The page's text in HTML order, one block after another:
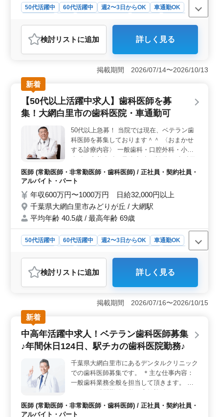
ております！
50代活躍中 60代活躍中 週2〜3日からOK
車通勤OK
おすすめポイント
＜高待遇・説明重視＞ 年収600万円〜1000万円、年間
休日120日。患者への丁寧な説明が評価され、治療内容に
納得感のある環境。50代以上歓迎でベテラン医師の経験
が存分に発揮できます。 ＜多岐にわたる診療科目
＞ 一般歯科から審美歯科、矯正歯科までカバーしてお
ります。ベテラン医師による高度な技術を活かし、多様
な治療が可能です。スキル向上と充実感ある医療提供が
5日、勤務日数が相談可能となっています。大網駅からの
車通勤もOKです。働きやすい条件でベテラン医師のライ
フスタイルに合わせた働き方が実現可能です。
検討リスト に追加 詳しく見る
掲載期間 2026/07/14〜2026/10/13
新着
【50代以上活躍中求人】歯科医師を募
集！大網白里市の歯科医院・車通勤可
50代以上急募！ 当院では現在、ベテラン歯
科医師を募集しております＾＾ 〈おまかせ
する診療内容〉 一般歯科・口腔外科・小児
CT キッズルーム AED バリアフリー 〈特
徴〉 ・50代以上歓迎 ・車通勤可 ・交通費全
清潔な環境で診療をうけてもらえるよう、心
がけております！ 皆様からのご応募、お待
ちしております♪
医師 (常勤医師・非常勤医師・歯科医師) / 正社員・契約社員・
アルバイト・パート
年収600万円〜1000万円 日給32,000円以上
千葉県大網白里市みどりが丘 / 大網駅
平均年齢 40.5歳 / 最高年齢 69歳
50代活躍中 60代活躍中 週2〜3日からOK
車通勤OK
おすすめポイント
＜経験豊富な歯科医師急募＞ 大網白里市の歯科医院で
50代以上のベテラン歯科医師を募集中。口腔外科や小児
歯科など幅広い診療領域。歯科用CTやAED完備の施設
で、患者に最高のケアを提供。車通勤可で、交通費全額
支給。無料駐車場完備で利便性も抜群。 ＜診療内容
充実＞ 一般歯科から審美歯科まで、患者の多様なニー
ズに対応。キッズルームも設け、安全で快適な環境を提
ください。 ＜高待遇・充実の勤務条件＞ 年収600万
円〜1000万円、週2〜5日の柔軟な働き方。月平均10時間
の時間外勤務で、休憩時間も120分確保。福利厚生も充実
で、木・日はしっかりお休み。院内カレンダーでスケジ
ュールも調整可能。
検討リスト に追加 詳しく見る
掲載期間 2026/07/16〜2026/10/15
新着
中高年活躍中求人！ベテラン歯科医師募集
♪年間休日124日、駅チカの歯科医院勤務♪
千葉県大網白里市にあるデンタルクリニック
での歯科医師募集です。 ＊主な仕事内容：
一般歯科業務全般を担当して頂きます。 週5
JR外房線『大網駅』から徒歩10分！ 保険診
療中心 ◎歯や歯周病の治療 ◎予防歯科 ◎口
医師 (常勤医師・非常勤医師・歯科医師) / 正社員・契約社員・
アルバイト・パート